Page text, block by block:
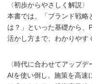
〈初歩からやさしく解説〉
本書では、「ブランド戦略
は？」といった基礎から、
活かし方まで、わかりやす
〈時代に合わせてアップデ
AIを使い倒し、施策を高速